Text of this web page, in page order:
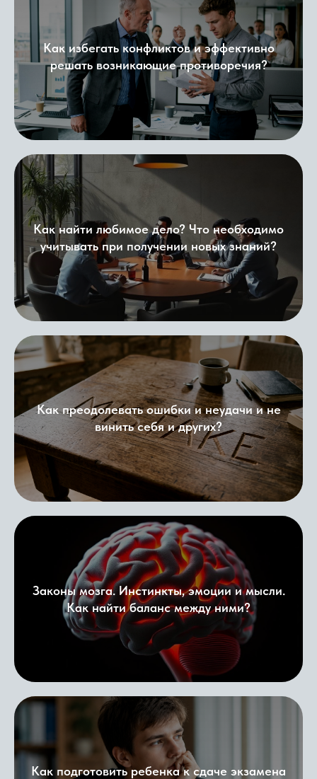
Как избегать конфликтов и эффективно
решать возникающие противоречия?
Как найти любимое дело? Что необходимо
учитывать при получении новых знаний?
Как преодолевать ошибки и неудачи и не
винить себя и других?
Законы мозга. Инстинкты, эмоции и мысли.
Как найти баланс между ними?
Как подготовить ребенка к сдаче экзамена